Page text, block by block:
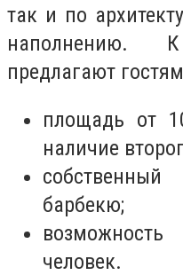
так и по
наполнению.
предлагают
площадь от
наличие
барбекю;
человек.